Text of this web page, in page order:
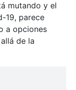
mutando y el
19, parece
a opciones
de la